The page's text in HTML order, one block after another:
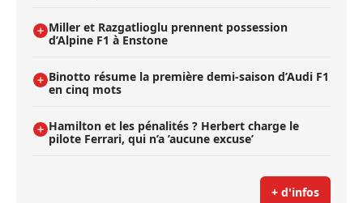
Miller et Razgatlioglu prennent possession
d’Alpine F1 à Enstone
Binotto résume la première demi-saison d’Audi F1
en cinq mots
Hamilton et les pénalités ? Herbert charge le
pilote Ferrari, qui n’a ’aucune excuse’
+ d'infos